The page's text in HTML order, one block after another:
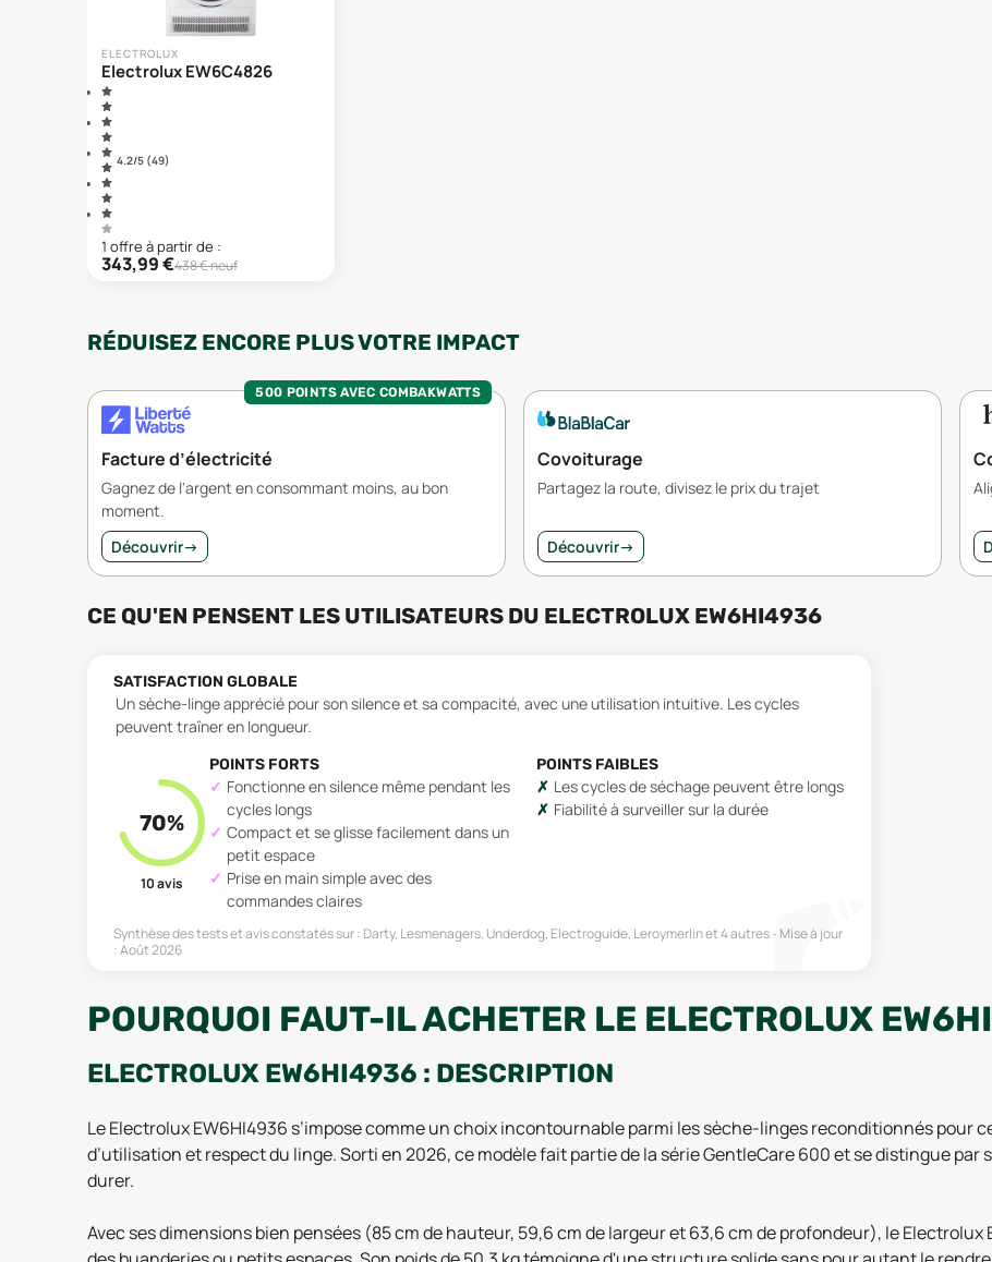
ELECTROLUX
Electrolux EW6C4826
4.2/5 (49)
1 offre à partir de :
343,99€438€ neuf
RÉDUISEZ ENCORE PLUS VOTRE IMPACT
500 POINTS AVEC COMBAKWATTS
Facture d’électricité
Gagnez de l'argent en consommant moins, au bon
moment.
Découvrir→
Covoiturage
Partagez la route, divisez le prix du trajet
Découvrir→
CE QU'EN PENSENT LES UTILISATEURS DU ELECTROLUX EW6HI4936
SATISFACTION GLOBALE
Un sèche-linge apprécié pour son silence et sa compacité, avec une utilisation intuitive. Les cycles
peuvent traîner en longueur.
70%
10avis
POINTS FORTS
Fonctionne en silence même pendant les
cycles longs
Compact et se glisse facilement dans un
petit espace
Prise en main simple avec des
commandes claires
POINTS FAIBLES
Les cycles de séchage peuvent être longs
Fiabilité à surveiller sur la durée
Synthèse des tests et avis constatés sur : Darty, Lesmenagers, Underdog, Electroguide, Leroymerlinet 4 autres Mise à jour
:Août 2026
POURQUOI FAUT-IL ACHETER LE ELECTROLUX
ELECTROLUX EW6HI4936 : DESCRIPTION
Le Electrolux EW6HI4936 s’impose comme un choix incontournable parmi les sèche-linges reconditionnés
d’utilisation et respect du linge. Sorti en 2026, ce modèle fait partie de la série GentleCare 600 et se distingue
durer.
Avec ses dimensions bien pensées (85 cm de hauteur, 59,6 cm de largeur et 63,6 cm de profondeur), le